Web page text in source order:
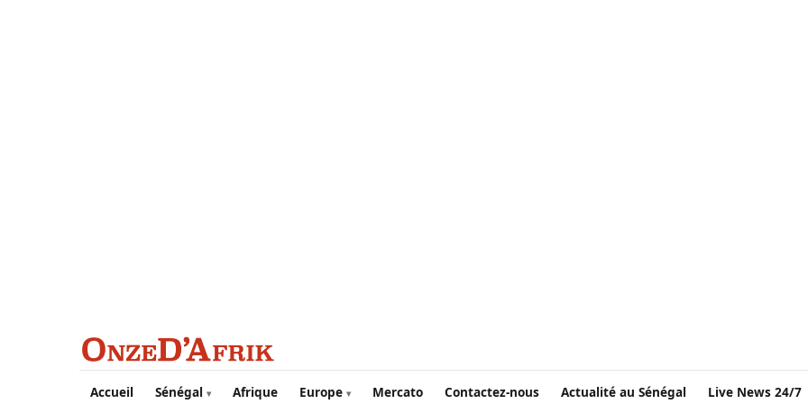
Aller au contenu principal
Accueil Sénégal Afrique Europe Mercato Contactez-nous Actualité au Sénégal Live News 24/7